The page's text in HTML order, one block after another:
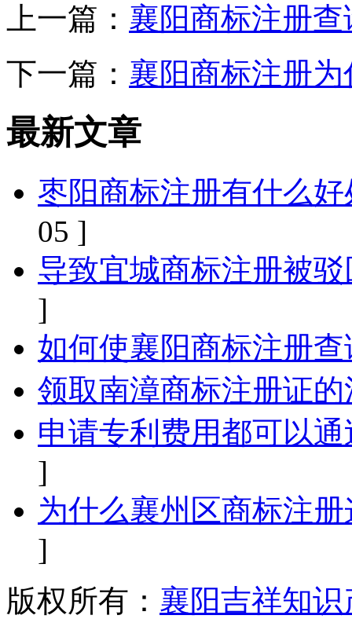
上一篇： 襄阳商标注册
下一篇： 襄阳商标注册
最新文章
枣阳商标注册有什么
05 ]
导致宜城商标注册被
]
如何使襄阳商标注册
领取南漳商标注册证
申请专利费用都可以
]
为什么襄州区商标注
]
版权所有： 襄阳吉祥知